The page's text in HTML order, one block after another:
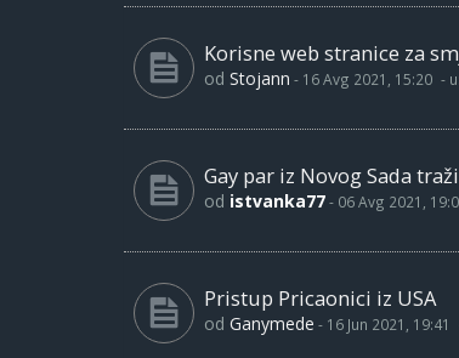
Korisne web stranice za
od Stojann - 16 Avg 2021, 15:20 - u:
Gay par iz Novog Sada
od istvanka77- 06 Avg 2021,
Pristup Pricaonici iz USA
od Ganymede - 16 Jun 2021, 19:41